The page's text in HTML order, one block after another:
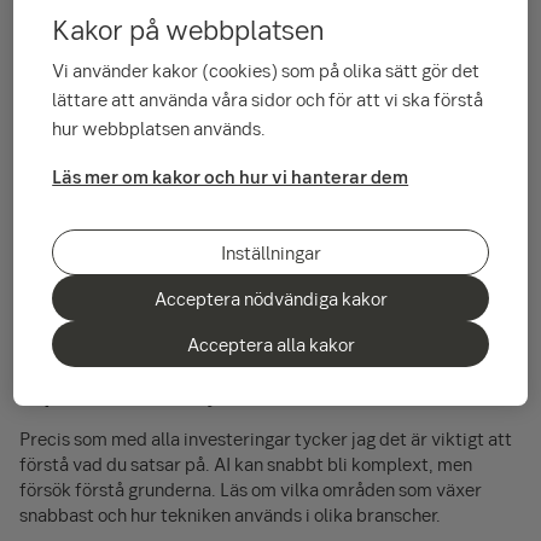
För mig är AI inget mindre än vår tids största
teknologiska revolution. Den förändrar
spelplanen för företag i alla branscher – från
att effektivisera lagerhållning till att möjliggöra
mängder data på ett ögonblick. Möjligheterna
spännande att investera i. Men hur hittar man
rätt bolag i en så snabbt växande och komplex
bransch?
Precis som med alla investeringar tycker jag det är viktigt att
förstå vad du satsar på. AI kan snabbt bli komplext, men
försök förstå grunderna. Läs om vilka områden som växer
snabbast och hur tekniken används i olika branscher.
Kakor på webbplatsen
Vi använder kakor (cookies) som på olika sätt gör det
lättare att använda våra sidor och för att vi ska förstå
hur webbplatsen används.
Läs mer om kakor och hur vi hanterar dem
Inställningar
Acceptera nödvändiga kakor
Acceptera alla kakor